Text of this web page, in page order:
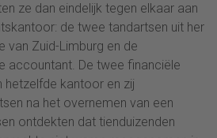
ze dan eindelijk tegen elkaar aan
de twee tandartsen uit her
van Zuid-Limburg en de
accountant. De twee financiële
hetzelfde kantoor en zij
na het overnemen van een
ontdekten dat tienduizenden